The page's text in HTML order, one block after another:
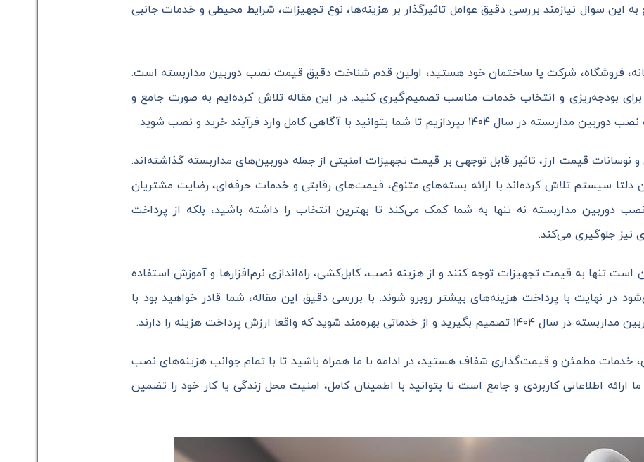
پاسخ به این سوال نیازمند بررسی دقیق عوامل تاثیرگذار بر هزینه‌ها، نوع تجهیزات، شرایط محیطی و خدمات جانبی
فروشگاه، شرکت یا ساختمان خود هستید، اولین قدم شناخت دقیق قیمت نصب دوربین مداربسته است.
برای بودجه‌ریزی و انتخاب خدمات مناسب تصمیم‌گیری کنید. در این مقاله تلاش کرده‌ایم به صورت جامع و
تا شما بتوانید با آگاهی کامل وارد فرآیند خرید و نصب شوید.
نوسانات قیمت ارز، تاثیر قابل توجهی بر قیمت تجهیزات امنیتی از جمله دوربین‌های مداربسته گذاشته‌اند.
سیستم تلاش کرده‌اند با ارائه بسته‌های متنوع، قیمت‌های رقابتی و خدمات حرفه‌ای، رضایت مشتریان
دوربین مداربسته نه تنها به شما کمک می‌کند تا بهترین انتخاب را داشته باشید، بلکه از پرداخت
نیز جلوگیری می‌کند.
است تنها به قیمت تجهیزات توجه کنند و از هزینه نصب، کابل‌کشی، راه‌اندازی نرم‌افزارها و آموزش استفاده
در نهایت با پرداخت هزینه‌های بیشتر روبرو شوند. با بررسی دقیق این مقاله، شما قادر خواهید بود با
شوید که واقعا ارزش پرداخت هزینه را دارند.
خدمات مطمئن و قیمت‌گذاری شفاف هستید، در ادامه با ما همراه باشید تا با تمام جوانب هزینه‌های نصب
اطلاعاتی کاربردی و جامع است تا بتوانید با اطمینان کامل، امنیت محل زندگی یا کار خود را تضمین